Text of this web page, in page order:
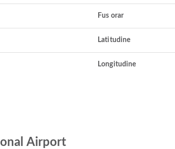
Fus orar
Latitudine
Longitudine
Airport